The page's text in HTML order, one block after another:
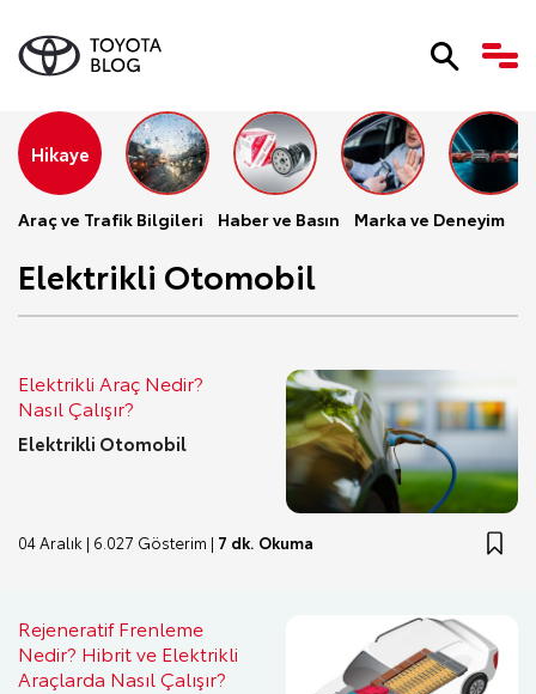
Hikaye
Araç ve Trafik Bilgileri Haber ve Basın Marka ve Deneyim
Elektrikli Otomobil
Elektrikli Araç Nedir?
Nasıl Çalışır?
Elektrikli Otomobil
04 Aralık | 6.027 Gösterim | 7 dk. Okuma
Rejeneratif Frenleme
Nedir? Hibrit ve Elektrikli
Araçlarda Nasıl Çalışır?